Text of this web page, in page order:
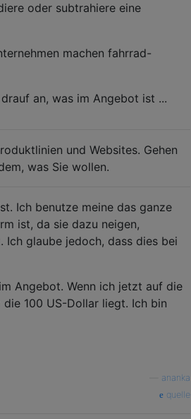
oder subtrahiere eine
machen fahrrad-
an, was im Angebot ist ...
und Websites. Gehen
was Sie wollen.
Ich benutze meine das ganze
ist, da sie dazu neigen,
Ich glaube jedoch, dass dies bei
Angebot. Wenn ich jetzt auf die
100 US-Dollar liegt. Ich bin
ananka
quelle